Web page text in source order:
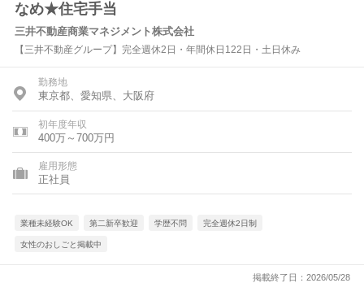
なめ★住宅手当
三井不動産商業マネジメント株式会社
【三井不動産グループ】完全週休2日・年間休日122日・土日休み
勤務地
東京都、愛知県、大阪府
初年度年収
400万～700万円
雇用形態
正社員
業種未経験OK 第二新卒歓迎 学歴不問 完全週休2日制
女性のおしごと掲載中
掲載終了日：2026/05/28